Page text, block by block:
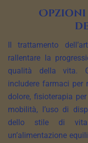
Il trattamento
rallentare la
qualità della vita.
includere farmaci per
dolore, fisioterapia
mobilità, l’uso di
dello stile di vita
un’alimentazione